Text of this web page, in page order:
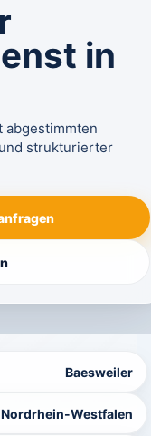
in
abgestimmten
strukturierter
Baesweiler
Nordrhein-Westfalen